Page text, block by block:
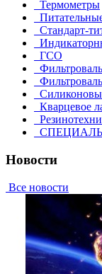
Термометры
Стандарт-
ГСО
Кварцевое
Новости
Все новости